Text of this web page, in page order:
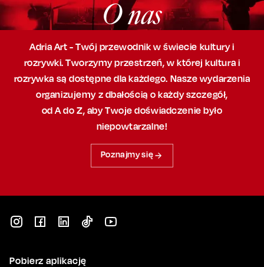
O nas
Adria Art - Twój przewodnik w świecie kultury i
rozrywki. Tworzymy przestrzeń,w której kultura i
rozrywka są dostępne dla każdego. Nasze wydarzenia
organizujemy z dbałością o każdy szczegół,
od A do Z, abyTwoje doświadczenie było
niepowtarzalne!
Poznajmy się
Pobierz aplikację